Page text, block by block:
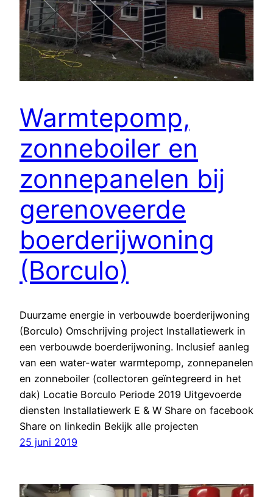
Warmtepomp,
zonneboiler en
zonnepanelen bij
gerenoveerde
boerderijwoning
(Borculo)
Duurzame energie in verbouwde boerderijwoning
(Borculo) Omschrijving project Installatiewerk in
een verbouwde boerderijwoning. Inclusief aanleg
van een water-water warmtepomp, zonnepanelen
en zonneboiler (collectoren geïntegreerd in het
dak) Locatie Borculo Periode 2019 Uitgevoerde
diensten Installatiewerk E & W Share on facebook
Share on linkedin Bekijk alle projecten
25 juni 2019